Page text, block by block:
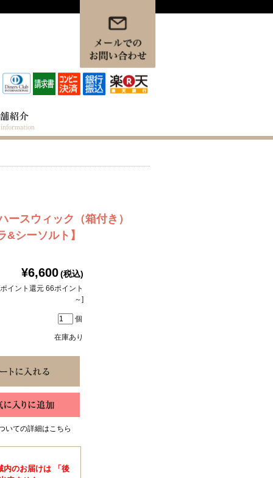
スウィック（箱付き）
&シーソルト】
¥6,600(税込)
[ポイント還元 66ポイント
～]
個
在庫あり
いての詳細はこちら
内のお届けは 「後